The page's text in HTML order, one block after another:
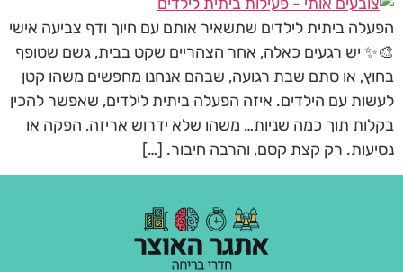
הפעלה ביתית לילדים שתשאיר אותם עם חיוך ודף צביעה אישי
🎨✨ יש רגעים כאלה, אחר הצהריים שקט בבית, גשם שטופף
בחוץ, או סתם שבת רגועה, שבהם אנחנו מחפשים משהו קטן
לעשות עם הילדים. איזה הפעלה ביתית לילדים, שאפשר להכין
בקלות תוך כמה שניות… משהו שלא ידרוש אריזה, הפקה או
נסיעות. רק קצת קסם, והרבה חיבור. […]